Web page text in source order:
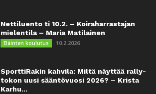
Nettiluento ti 10.2. – Koiraharrastajan
mielentila – Maria Matilainen
Eläinten koulutus 10.2.2026
SporttiRakin kahvila: Miltä näyttää rally-
tokon uusi sääntövuosi 2026? – Krista
Karhu...